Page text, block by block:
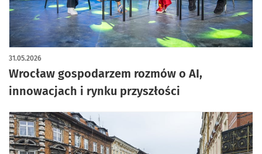
Wrocław gospodarzem rozmów o AI,
innowacjach i rynku przyszłości
31.05.2026